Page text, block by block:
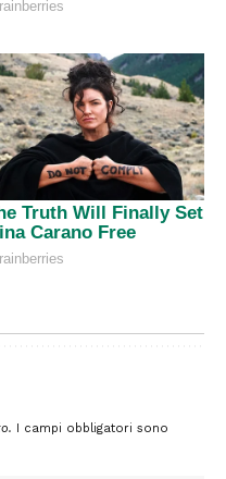
I campi obbligatori sono